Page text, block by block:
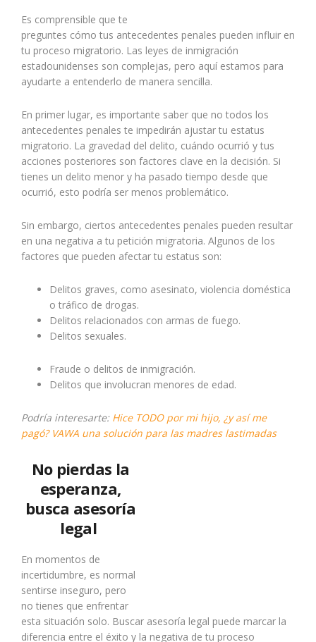
Es comprensible que te
preguntes cómo tus antecedentes penales pueden influir en
tu proceso migratorio. Las leyes de inmigración
estadounidenses son complejas, pero aquí estamos para
ayudarte a entenderlo de manera sencilla.
En primer lugar, es importante saber que no todos los
antecedentes penales te impedirán ajustar tu estatus
migratorio. La gravedad del delito, cuándo ocurrió y tus
acciones posteriores son factores clave en la decisión. Si
tienes un delito menor y ha pasado tiempo desde que
ocurrió, esto podría ser menos problemático.
Sin embargo, ciertos antecedentes penales pueden resultar
en una negativa a tu petición migratoria. Algunos de los
factores que pueden afectar tu estatus son:
Delitos graves, como asesinato, violencia doméstica
o tráfico de drogas.
Delitos relacionados con armas de fuego.
Delitos sexuales.
Fraude o delitos de inmigración.
Delitos que involucran menores de edad.
Podría interesarte: Hice TODO por mi hijo, ¿y así me
pagó? VAWA una solución para las madres lastimadas
No pierdas la
esperanza,
busca asesoría
legal
En momentos de
incertidumbre, es normal
sentirse inseguro, pero
no tienes que enfrentar
esta situación solo. Buscar asesoría legal puede marcar la
diferencia entre el éxito y la negativa de tu proceso